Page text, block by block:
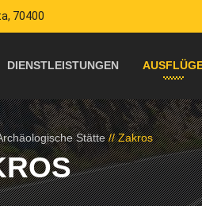
70400
DIENSTLEISTUNGEN
Stätte // Zakros